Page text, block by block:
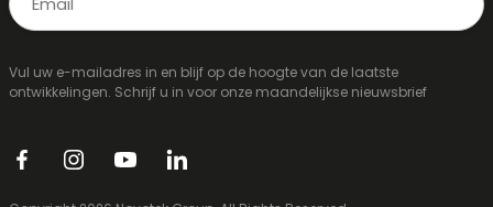
Vul uw e-mailadres in en blijf op de hoogte van de laatste
ontwikkelingen. Schrijf u in voor onze maandelijkse nieuwsbrief